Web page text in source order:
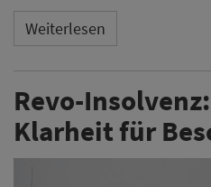
Weiterlesen
Revo-
Klarheit für